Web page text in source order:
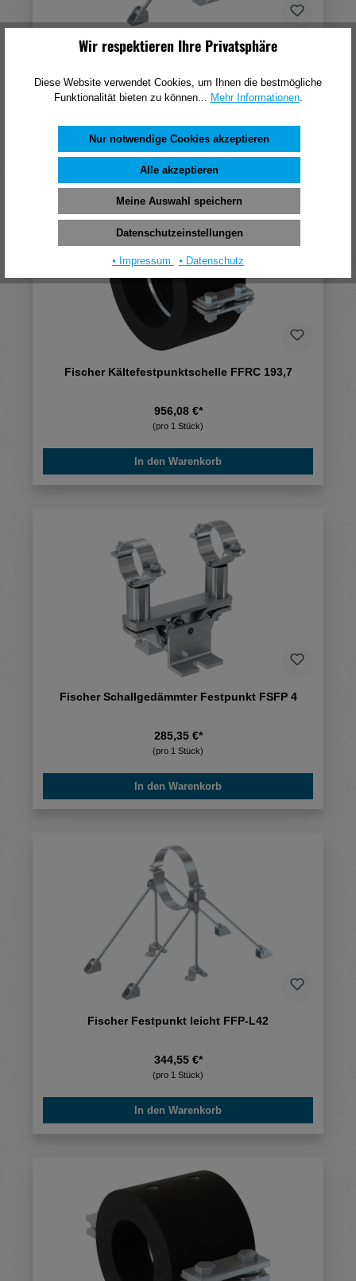
Fischer Festpunkt mittel FFP-M
232,26 €*
(pro 1 Stück)
In den Warenkorb
Fischer Kältefestpunktschelle FFRC 193,7
956,08 €*
(pro 1 Stück)
In den Warenkorb
Fischer Schallgedämmter Festpunkt FSFP 4
285,35 €*
(pro 1 Stück)
In den Warenkorb
Fischer Festpunkt leicht FFP-L42
344,55 €*
(pro 1 Stück)
In den Warenkorb
Wir respektieren Ihre Privatsphäre
Diese Website verwendet Cookies, um Ihnen die bestmögliche
Funktionalität bieten zu können...
Mehr Informationen.
Nur notwendige Cookies akzeptieren
Alle akzeptieren
Meine Auswahl speichern
Datenschutzeinstellungen
⦁ Impressum ⦁ Datenschutz